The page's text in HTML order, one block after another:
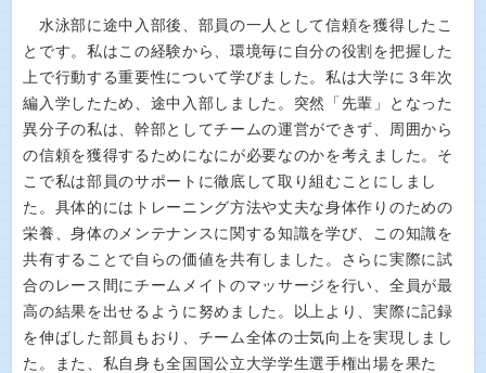
水泳部に途中入部後、部員の一人として信頼を獲得したこ
とです。私はこの経験から、環境毎に自分の役割を把握した
上で行動する重要性について学びました。私は大学に３年次
編入学したため、途中入部しました。突然「先輩」となった
異分子の私は、幹部としてチームの運営ができず、周囲から
の信頼を獲得するためになにが必要なのかを考えました。そ
こで私は部員のサポートに徹底して取り組むことにしまし
た。具体的にはトレーニング方法や丈夫な身体作りのための
栄養、身体のメンテナンスに関する知識を学び、この知識を
共有することで自らの価値を共有しました。さらに実際に試
合のレース間にチームメイトのマッサージを行い、全員が最
高の結果を出せるように努めました。以上より、実際に記録
を伸ばした部員もおり、チーム全体の士気向上を実現しまし
た。また、私自身も全国国公立大学学生選手権出場を果た